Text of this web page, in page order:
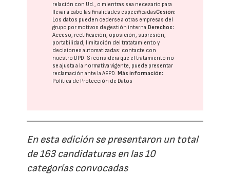
relación con Ud., o mientras sea necesario para
llevar a cabo las finalidades especificadasCesión:
Los datos pueden cederse a otras empresas del
grupo por motivos de gestión interna.Derechos:
Acceso, rectificación, oposición, supresión,
portabilidad, limitación del tratatamiento y
decisiones automatizadas: contacte con
nuestro DPD. Si considera que el tratamiento no
se ajusta a la normativa vigente, puede presentar
reclamación ante laAEPD.Más información:
Política de Protección de Datos
En esta edición se presentaron un total
de 163 candidaturas en las 10
categorías convocadas